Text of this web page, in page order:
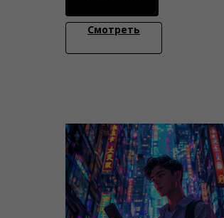
Смотреть